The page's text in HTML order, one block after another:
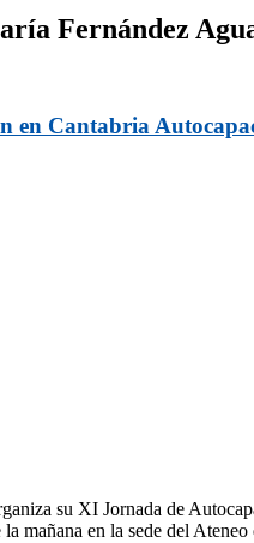
Fernández
Cantabria
su XI Jornada de
mañana en la sede del